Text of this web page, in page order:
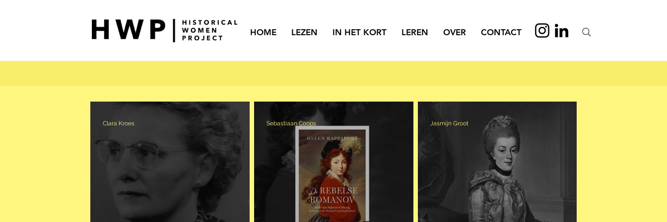
HOME LEZEN IN HET KORT LEREN OVER CONTACT
Clara Kroes Sebastiaan Coops Jasmijn Groot